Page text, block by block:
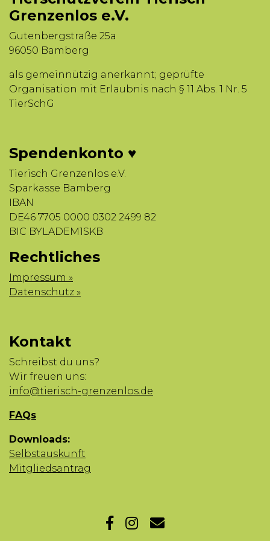
Grenzenlos e.V.
Gutenbergstraße 25a
96050 Bamberg
als gemeinnützig anerkannt; geprüfte
Organisation mit Erlaubnis nach § 11 Abs. 1 Nr. 5
TierSchG
Spendenkonto ♥
Tierisch Grenzenlos e.V.
Sparkasse Bamberg
IBAN
DE46 7705 0000 0302 2499 82
BIC BYLADEM1SKB
Rechtliches
Impressum »
Datenschutz »
Kontakt
Schreibst du uns?
Wir freuen uns:
info@tierisch-grenzenlos.de
FAQs
Downloads:
Selbstauskunft
Mitgliedsantrag